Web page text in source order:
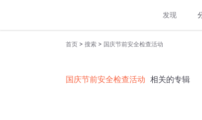
发现
首页 > 搜索 > 国庆节前安全检查活动
国庆节前安全检查活动 相关的专辑